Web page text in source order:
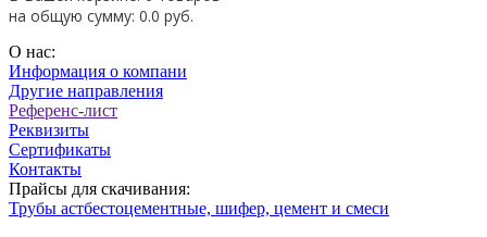
на общую сумму: 0.0 руб.
О нас:
Информация о компани
Другие направления
Референс-лист
Реквизиты
Сертификаты
Контакты
Прайсы для скачивания:
Трубы астбестоцементные, шифер, цемент и смеси